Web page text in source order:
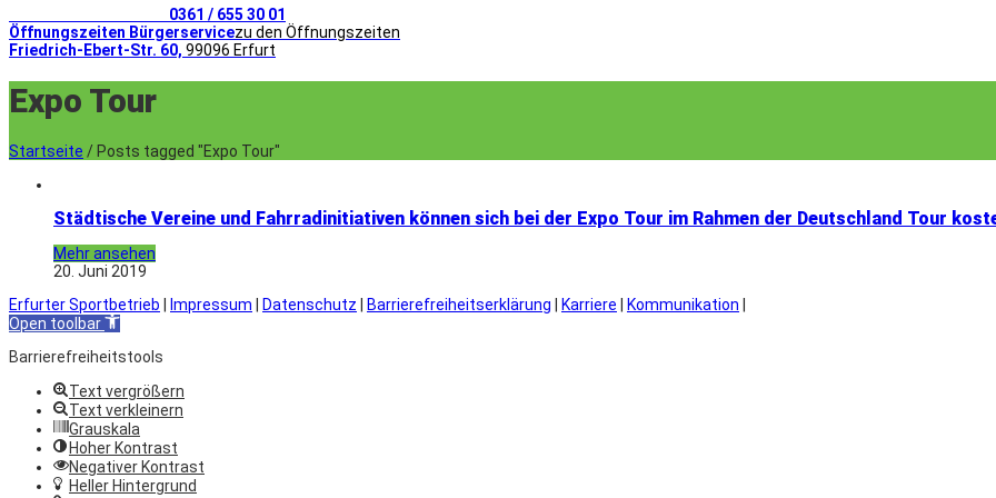
0361 / 655 30 01
Öffnungszeiten Bürgerservicezu den Öffnungszeiten
Friedrich-Ebert-Str. 60, 99096 Erfurt
Expo Tour
Startseite / Posts tagged "Expo Tour"
Städtische Vereine und Fahrradinitiativen können sich bei der Expo Tour im Rahmen der Deutschland Tour
Mehr ansehen
20. Juni 2019
Erfurter Sportbetrieb
Impressum Datenschutz Barrierefreiheitserklärung Karriere Kommunikation
Open toolbar
Barrierefreiheitstools
Text vergrößern
Text verkleinern
Grauskala
Hoher Kontrast
Negativer Kontrast
Heller Hintergrund